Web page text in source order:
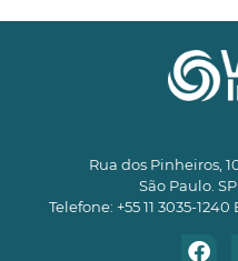
Rua dos Pinheiros,
São Paulo.
Telefone: +55 11 3035-